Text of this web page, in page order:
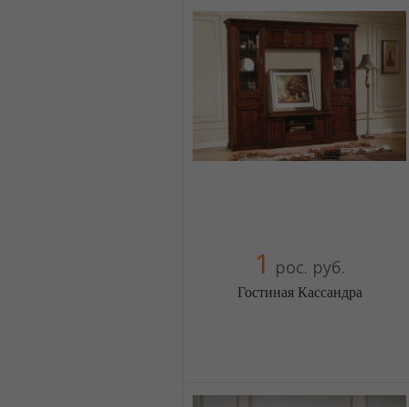
5 отзыв(а), 100% положительных
Компания верифицирована
+38(044) 2298919
+38(067) 4454541
1 рос. руб.
Гостиная Кассандра
5 отзыв(а), 100% положительных